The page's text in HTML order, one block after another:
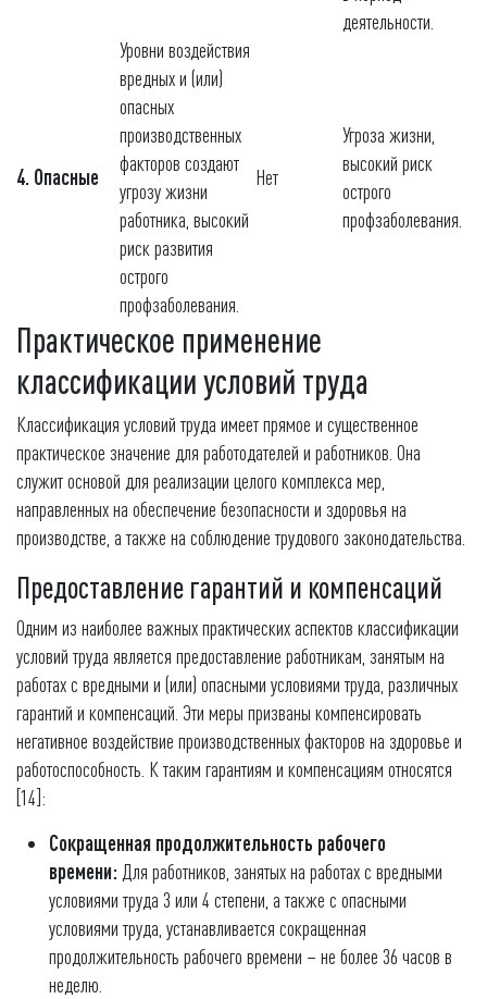
деятельности.
4. Опасные
Уровни воздействия
вредных и (или)
опасных
производственных
факторов создают
угрозу жизни
работника, высокий
риск развития
острого
профзаболевания.
Нет
Угроза жизни,
высокий риск
острого
профзаболевания.
Практическое применение
классификации условий труда
Классификация условий труда имеет прямое и существенное
практическое значение для работодателей и работников. Она
служит основой для реализации целого комплекса мер,
направленных на обеспечение безопасности и здоровья на
производстве, а также на соблюдение трудового законодательства.
Предоставление гарантий и компенсаций
Одним из наиболее важных практических аспектов классификации
условий труда является предоставление работникам, занятым на
работах с вредными и (или) опасными условиями труда, различных
гарантий и компенсаций. Эти меры призваны компенсировать
негативное воздействие производственных факторов на здоровье и
работоспособность. К таким гарантиям и компенсациям относятся
[14]:
Сокращенная продолжительность рабочего
времени: Для работников, занятых на работах с вредными
условиями труда 3 или 4 степени, а также с опасными
условиями труда, устанавливается сокращенная
продолжительность рабочего времени – не более 36 часов в
неделю.